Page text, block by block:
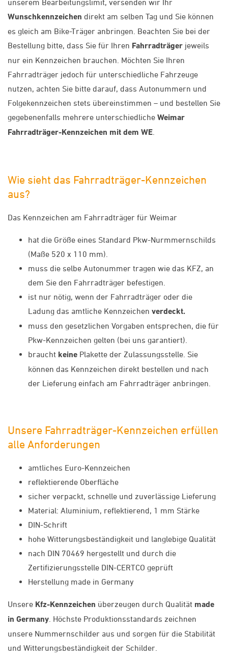
unserem Bearbeitungslimit, versenden wir Ihr
Wunschkennzeichen direkt am selben Tag und Sie können
es gleich am Bike-Träger anbringen. Beachten Sie bei der
Bestellung bitte, dass Sie für Ihren Fahrradträger jeweils
nur ein Kennzeichen brauchen. Möchten Sie Ihren
Fahrradträger jedoch für unterschiedliche Fahrzeuge
nutzen, achten Sie bitte darauf, dass Autonummern und
Folgekennzeichen stets übereinstimmen – und bestellen Sie
gegebenenfalls mehrere unterschiedliche Weimar
Fahrradträger-Kennzeichen mit dem WE
Wie sieht das Fahrradträger-Kennzeichen
aus?
Das Kennzeichen am Fahrradträger für Weimar
hat die Größe eines Standard Pkw-Nurmmernschilds
(Maße 520 x 110 mm).
muss die selbe Autonummer tragen wie das KFZ, an
dem Sie den Fahrradträger befestigen.
ist nur nötig, wenn der Fahrradträger oder die
Ladung das amtliche Kennzeichen verdeckt.
muss den gesetzlichen Vorgaben entsprechen, die für
Pkw-Kennzeichen gelten (bei uns garantiert).
braucht keine Plakette der Zulassungsstelle. Sie
können das Kennzeichen direkt bestellen und nach
der Lieferung einfach am Fahrradträger anbringen.
Unsere Fahrradträger-Kennzeichen erfüllen
alle Anforderungen
amtliches Euro-Kennzeichen
reflektierende Oberfläche
sicher verpackt, schnelle und zuverlässige Lieferung
Material: Aluminium, reflektierend, 1 mm Stärke
DIN-Schrift
hohe Witterungsbeständigkeit und langlebige Qualität
nach DIN 70469 hergestellt und durch die
Zertifizierungsstelle DIN-CERTCO geprüft
Herstellung made in Germany
Unsere Kfz-Kennzeichen überzeugen durch Qualität made
in Germany . Höchste Produktionsstandards zeichnen
unsere Nummernschilder aus und sorgen für die Stabilität
und Witterungsbeständigkeit der Schilder.